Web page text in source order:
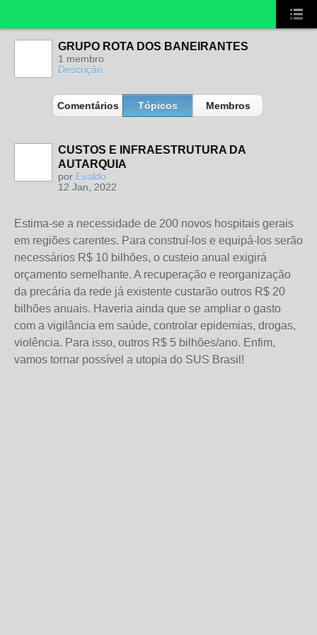
GRUPO ROTA DOS BANEIRANTES
1 membro
Descrição
Comentários Tópicos Membros
CUSTOS E INFRAESTRUTURA DA
AUTARQUIA
por Evaldo
12 Jan, 2022
Estima-se a necessidade de 200 novos hospitais gerais
em regiões carentes. Para construí-los e equipá-los serão
necessários R$ 10 bilhões, o custeio anual exigirá
orçamento semelhante. A recuperação e reorganização
da precária da rede já existente custarão outros R$ 20
bilhões anuais. Haveria ainda que se ampliar o gasto
com a vigilância em saúde, controlar epidemias, drogas,
violência. Para isso, outros R$ 5 bilhões/ano. Enfim,
vamos tornar possível a utopia do SUS Brasil!